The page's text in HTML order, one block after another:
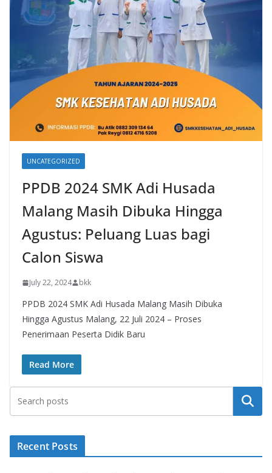
UNCATEGORIZED
PPDB 2024 SMK Adi Husada
Malang Masih Dibuka Hingga
Agustus: Peluang Luas bagi
Calon Siswa
July 22, 2024 bkk
PPDB 2024 SMK Adi Husada Malang Masih Dibuka
Hingga Agustus Malang, 22 Juli 2024 – Proses
Penerimaan Peserta Didik Baru
Read More
Search
Recent Posts